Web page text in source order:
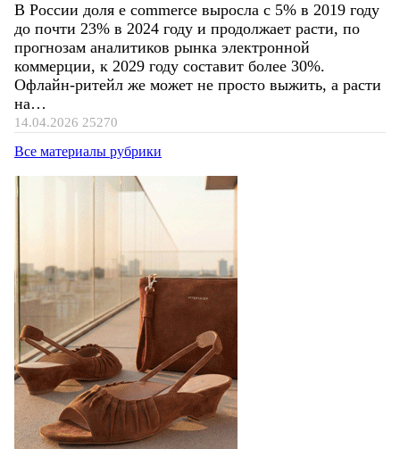
В России доля e commerce выросла с 5% в 2019 году
до почти 23% в 2024 году и продолжает расти, по
прогнозам аналитиков рынка электронной
коммерции, к 2029 году составит более 30%.
Офлайн-ритейл же может не просто выжить, а расти
на…
14.04.2026 25270
Все материалы рубрики